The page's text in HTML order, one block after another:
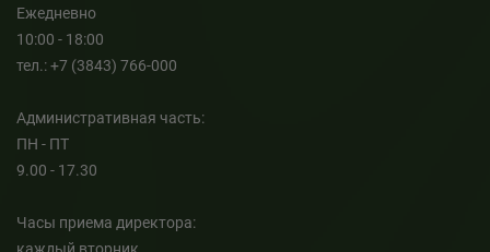
Ежедневно
10:00 - 18:00
тел.: +7 (3843) 766-000
Административная часть:
ПН - ПТ
9.00 - 17.30
Часы приема директора: